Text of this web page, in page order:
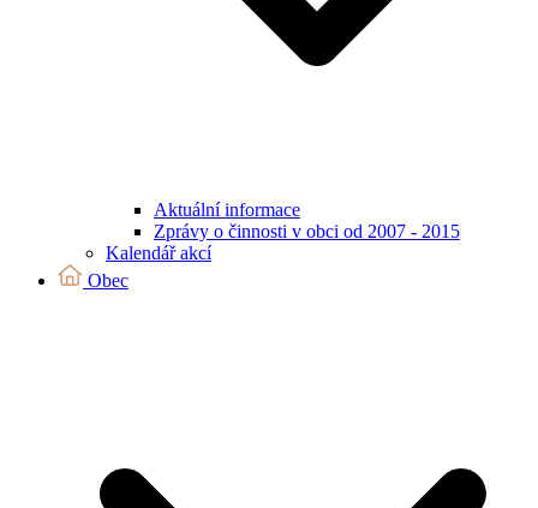
Aktuální informace
Zprávy o činnosti v obci od 2007 - 2015
Kalendář akcí
Obec